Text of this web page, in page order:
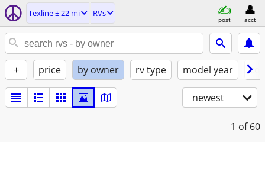
Texline ± 22 mi RVs
post acct
+ price by owner rv type model year
newest
1 of 60